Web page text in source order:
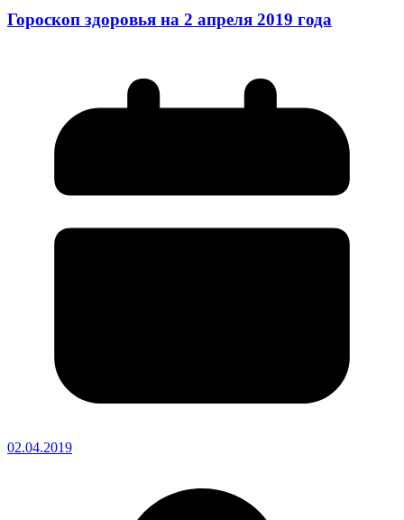
Гороскоп здоровья на 2 апреля 2019 года
02.04.2019